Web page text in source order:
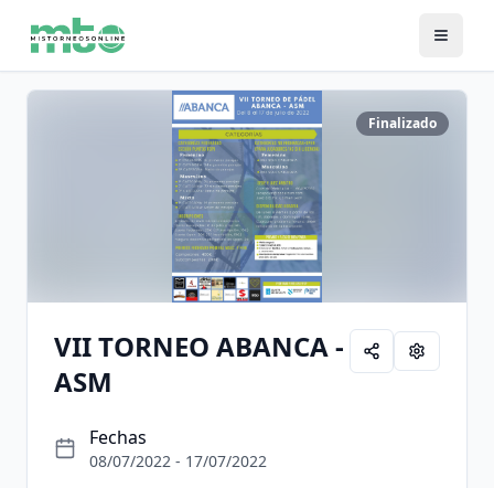
Finalizado
VII TORNEO ABANCA -
ASM
Fechas
08/07/2022 - 17/07/2022